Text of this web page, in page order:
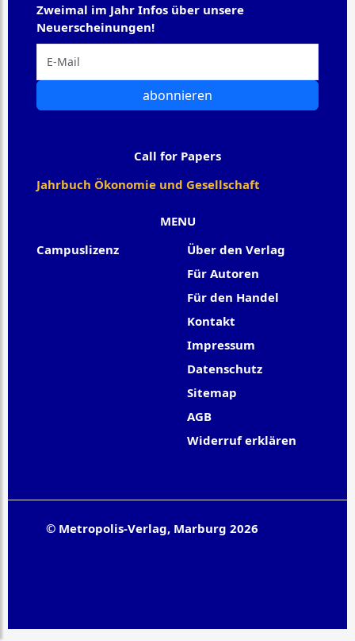
MENU
Campuslizenz
Über den Verlag
Für Autoren
Für den Handel
Kontakt
Impressum
Datenschutz
Sitemap
AGB
Widerruf erklären
Zweimal im Jahr Infos über unsere
Neuerscheinungen!
abonnieren
Call for Papers
Jahrbuch Ökonomie und Gesellschaft
© Metropolis-Verlag, Marburg 2026